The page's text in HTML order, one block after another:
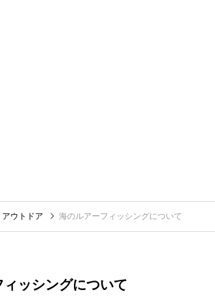
アウトドア 海のルアーフィッシングについて
ッシングについて